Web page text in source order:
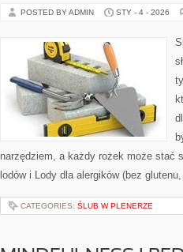
POSTED BY ADMIN STY - 4 - 2026
narzędziem, a każdy rożek może stać
lodów i Lody dla alergików (bez
CATEGORIES: ŚLUB W PLENERZE